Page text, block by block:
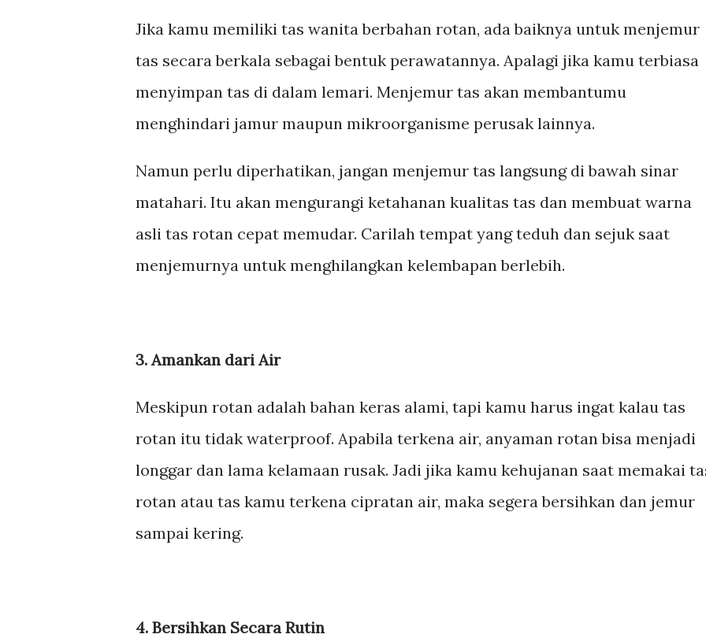
Jika kamu memiliki tas wanita berbahan rotan, ada baiknya untuk menjemur
tas secara berkala sebagai bentuk perawatannya. Apalagi jika kamu terbiasa
menyimpan tas di dalam lemari. Menjemur tas akan membantumu
menghindari jamur maupun mikroorganisme perusak lainnya.
Namun perlu diperhatikan, jangan menjemur tas langsung di bawah sinar
matahari. Itu akan mengurangi ketahanan kualitas tas dan membuat warna
asli tas rotan cepat memudar. Carilah tempat yang teduh dan sejuk saat
menjemurnya untuk menghilangkan kelembapan berlebih.
3. Amankan dari Air
Meskipun rotan adalah bahan keras alami, tapi kamu harus ingat kalau tas
rotan itu tidak waterproof. Apabila terkena air, anyaman rotan bisa menjadi
longgar dan lama kelamaan rusak. Jadi jika kamu kehujanan saat memakai
rotan atau tas kamu terkena cipratan air, maka segera bersihkan dan jemur
sampai kering.
4. Bersihkan Secara Rutin